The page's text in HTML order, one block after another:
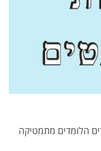
הלומדים מתמטיקה